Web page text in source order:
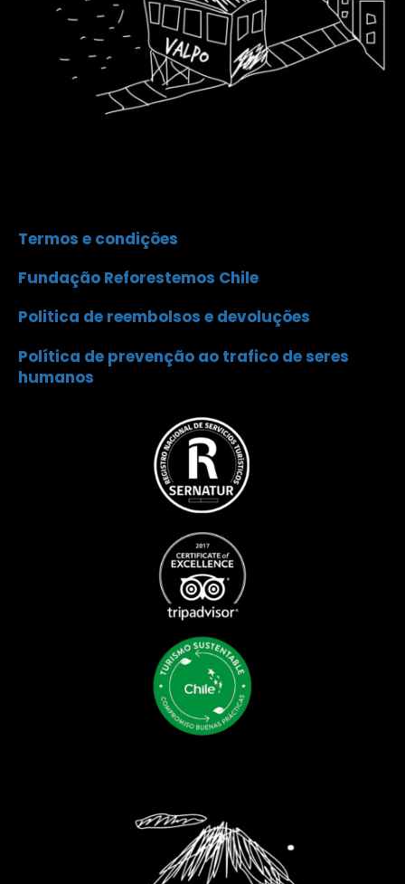
Termos e condições
Fundação Reforestemos Chile
Politica de reembolsos e devoluções
Política de prevenção ao trafico de seres
humanos